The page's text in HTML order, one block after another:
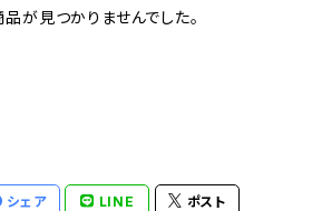
が見つかりませんでした。
シェア LINE ポスト